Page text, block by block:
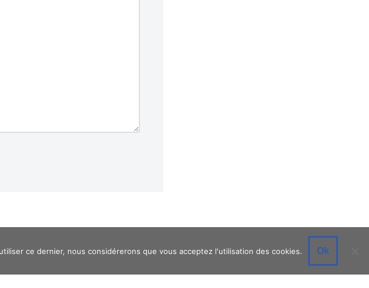
ce dernier, nous considérerons que vous acceptez l'utilisation des cookies. Ok